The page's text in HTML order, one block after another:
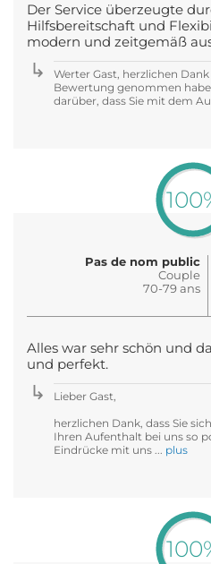
Der Service überzeugte
Hilfsbereitschaft und
modern und zeitgemäß
Werter Gast, herzlichen
Bewertung genommen
darüber, dass Sie mit dem
Pas de nom public
Couple
70-79 ans
Alles war sehr schön und
und perfekt.
Lieber Gast,
herzlichen Dank, dass Sie
Ihren Aufenthalt bei uns so
Eindrücke mit uns ... plus